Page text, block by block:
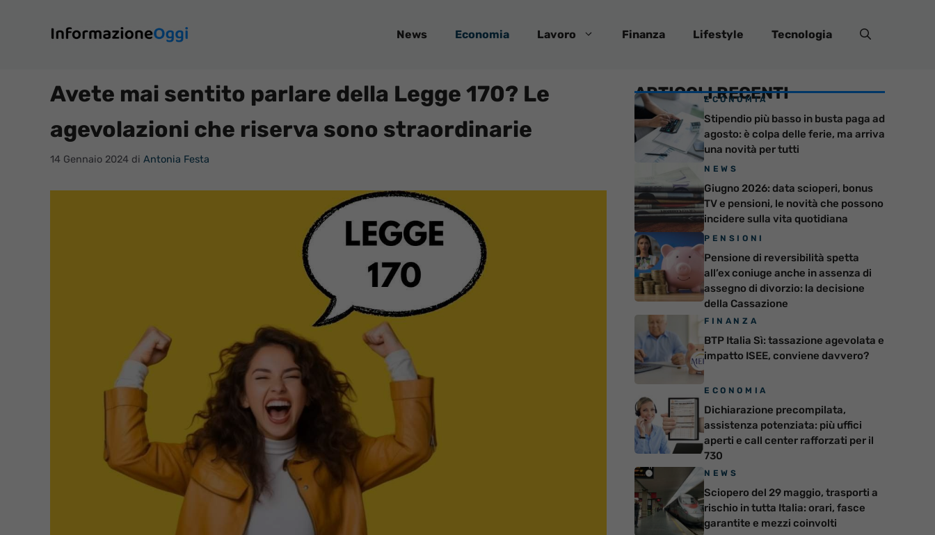
contenuto
News Economia Lavoro Finanza Lifestyle Tecnologia
Avete mai sentito parlare della Legge 170? Le
agevolazioni che riserva sono straordinarie
14 Gennaio 2024 di Antonia Festa
ARTICOLI RECENTI
ECONOMIA
Stipendio più basso in busta paga ad
agosto: è colpa delle ferie, ma arriva
una novità per tutti
NEWS
Giugno 2026: data scioperi, bonus
TV e pensioni, le novità che possono
incidere sulla vita quotidiana
PENSIONI
Pensione di reversibilità spetta
all’ex coniuge anche in assenza di
assegno di divorzio: la decisione
della Cassazione
FINANZA
BTP Italia Sì: tassazione agevolata e
impatto ISEE, conviene davvero?
ECONOMIA
Dichiarazione precompilata,
assistenza potenziata: più uffici
aperti e call center rafforzati per il
730
NEWS
Sciopero del 29 maggio, trasporti a
rischio in tutta Italia: orari, fasce
garantite e mezzi coinvolti